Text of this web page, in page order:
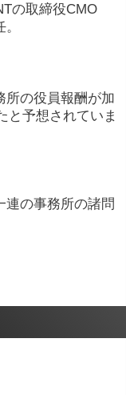
の取締役CMO
所の役員報酬が加
と予想されていま
連の事務所の諸問